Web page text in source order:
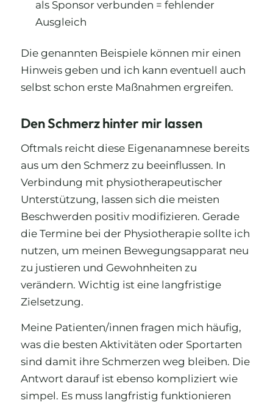
als Sponsor verbunden = fehlender
Ausgleich
Die genannten Beispiele können mir einen
Hinweis geben und ich kann eventuell auch
selbst schon erste Maßnahmen ergreifen.
Den Schmerz hinter mir lassen
Oftmals reicht diese Eigenanamnese bereits
aus um den Schmerz zu beeinflussen. In
Verbindung mit physiotherapeutischer
Unterstützung, lassen sich die meisten
Beschwerden positiv modifizieren. Gerade
die Termine bei der Physiotherapie sollte ich
nutzen, um meinen Bewegungsapparat neu
zu justieren und Gewohnheiten zu
verändern. Wichtig ist eine langfristige
Zielsetzung.
Meine Patienten/innen fragen mich häufig,
was die besten Aktivitäten oder Sportarten
sind damit ihre Schmerzen weg bleiben. Die
Antwort darauf ist ebenso kompliziert wie
simpel. Es muss langfristig funktionieren